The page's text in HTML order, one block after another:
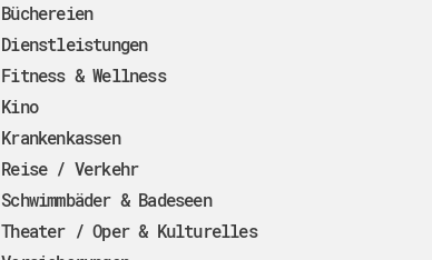
Büchereien
Dienstleistungen
Fitness & Wellness
Kino
Krankenkassen
Reise / Verkehr
Schwimmbäder & Badeseen
Theater / Oper & Kulturelles